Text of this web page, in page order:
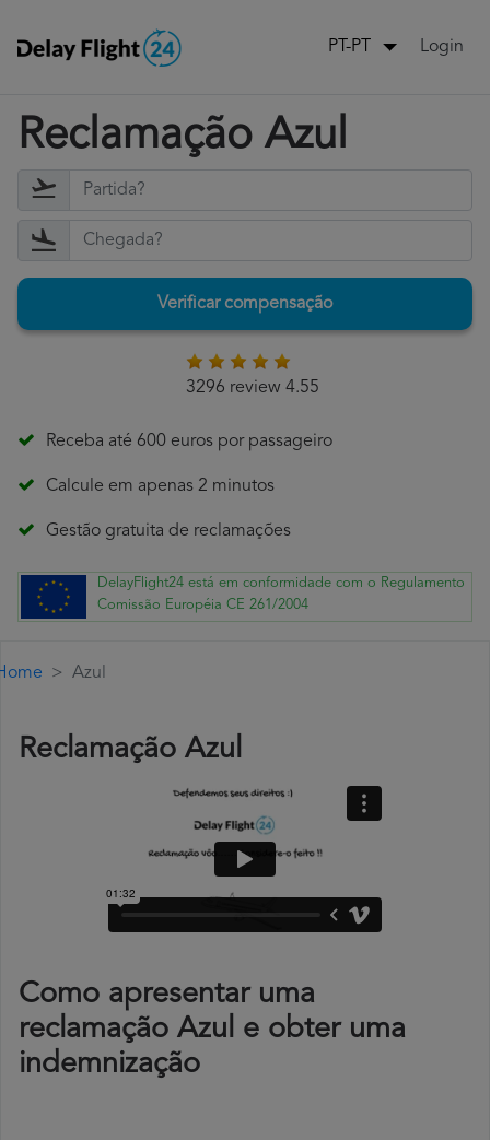
PT-PT Login
Reclamação Azul
Verificar compensação
3296 review 4.55
Receba até 600 euros por passageiro
Calcule em apenas 2 minutos
Gestão gratuita de reclamações
DelayFlight24 está em conformidade com o Regulamento
Comissão Européia CE 261/2004
Azul
Reclamação Azul
Como apresentar uma
reclamação Azul e obter uma
indemnização